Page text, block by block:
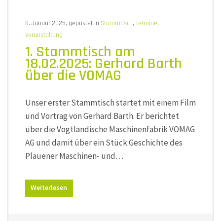
8. Januar 2025, gepostet in Stammtisch, Termine,
Veranstaltung
1. Stammtisch am
18.02.2025: Gerhard Barth
über die VOMAG
Unser erster Stammtisch startet mit einem Film
und Vortrag von Gerhard Barth. Er berichtet
über die Vogtländische Maschinenfabrik VOMAG
AG und damit über ein Stück Geschichte des
Plauener Maschinen- und…
Weiterlesen